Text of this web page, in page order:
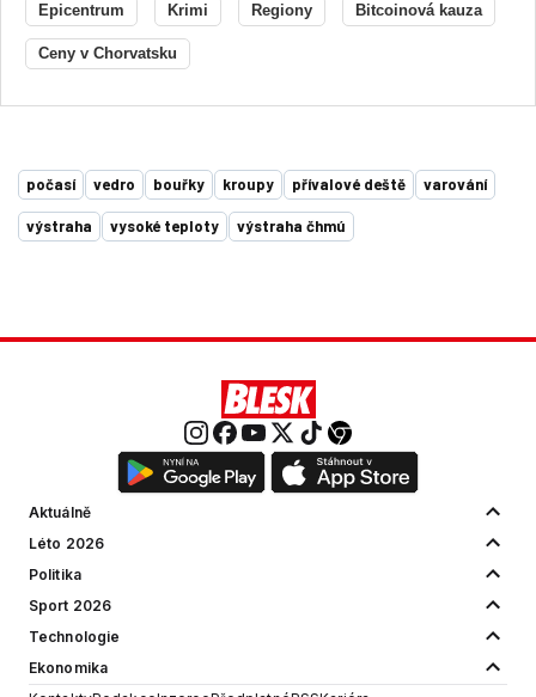
Epicentrum Krimi Regiony Bitcoinová kauza
Ceny v Chorvatsku
počasí vedro bouřky kroupy přívalové deště varování
výstraha vysoké teploty výstraha čhmú
Aktuálně
Léto 2026
Politika
Sport 2026
Technologie
Ekonomika